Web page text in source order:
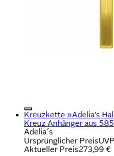
Kreuzkette »Adelia's
Kreuz Anhänger aus
Adelia´s
Ursprünglicher Preis
Aktueller Preis273,99 €